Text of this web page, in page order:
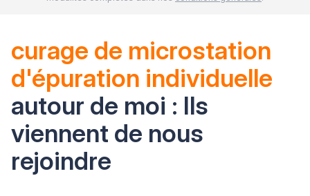
curage de microstation
d'épuration individuelle
autour de moi : Ils
viennent de nous
rejoindre